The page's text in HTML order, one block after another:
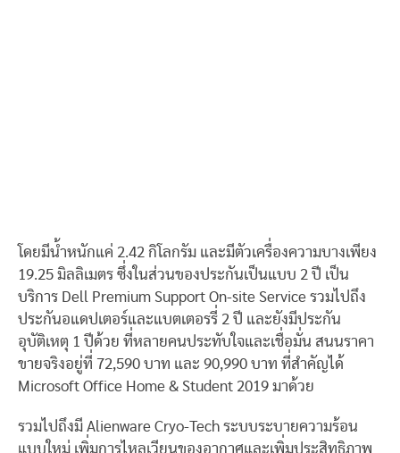
โดยมีน้ำหนักแค่ 2.42 กิโลกรัม และมีตัวเครื่องความบางเพียง
19.25 มิลลิเมตร ซึ่งในส่วนของประกันเป็นแบบ 2 ปี เป็น
บริการ Dell Premium Support On-site Service รวมไปถึง
ประกันอแดปเตอร์และแบตเตอรรี่ 2 ปี และยังมีประกัน
อุบัติเหตุ 1 ปีด้วย ที่หลายคนประทับใจและเชื่อมั่น สนนราคา
ขายจริงอยู่ที่ 72,590 บาท และ 90,990 บาท ที่สำคัญได้
Microsoft Office Home & Student 2019 มาด้วย
รวมไปถึงมี Alienware Cryo-Tech ระบบระบายความร้อน
แบบใหม่ เพิ่มการไหลเวียนของอากาศและเพิ่มประสิทธิภาพ